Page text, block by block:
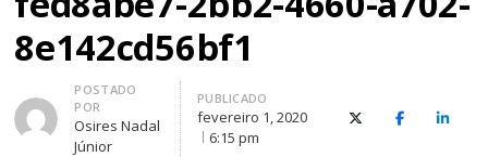
8e142cd56bf1
Autor
POSTADO
POR
Osires Nadal
Júnior
PUBLICADO
fevereiro 1, 2020
6:15 pm
X (Twitter)Facebook
O